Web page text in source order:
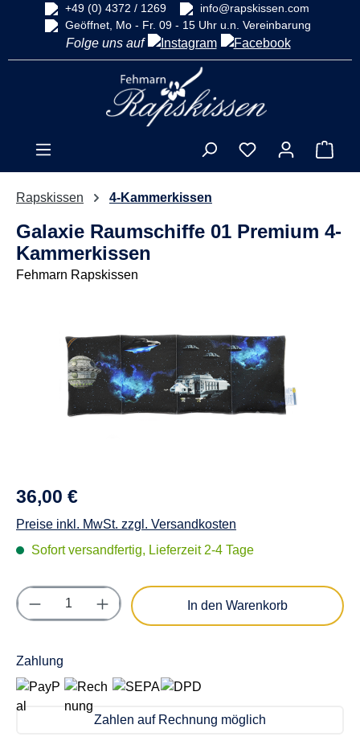
springen
+49 (0) 4372 / 1269
info@rapskissen.com
Geöffnet, Mo - Fr. 09 - 15 Uhr u.n. Vereinbarung
Folge uns auf
Rapskissen 4-Kammerkissen
Galaxie Raumschiffe 01 Premium 4-
Kammerkissen
Fehmarn Rapskissen
36,00 €
Preise inkl. MwSt. zzgl. Versandkosten
Sofort versandfertig, Lieferzeit 2-4 Tage
Produkt Anzahl: Gib den gewünschten
In den Warenkorb
Zahlung
Zahlen auf Rechnung möglich